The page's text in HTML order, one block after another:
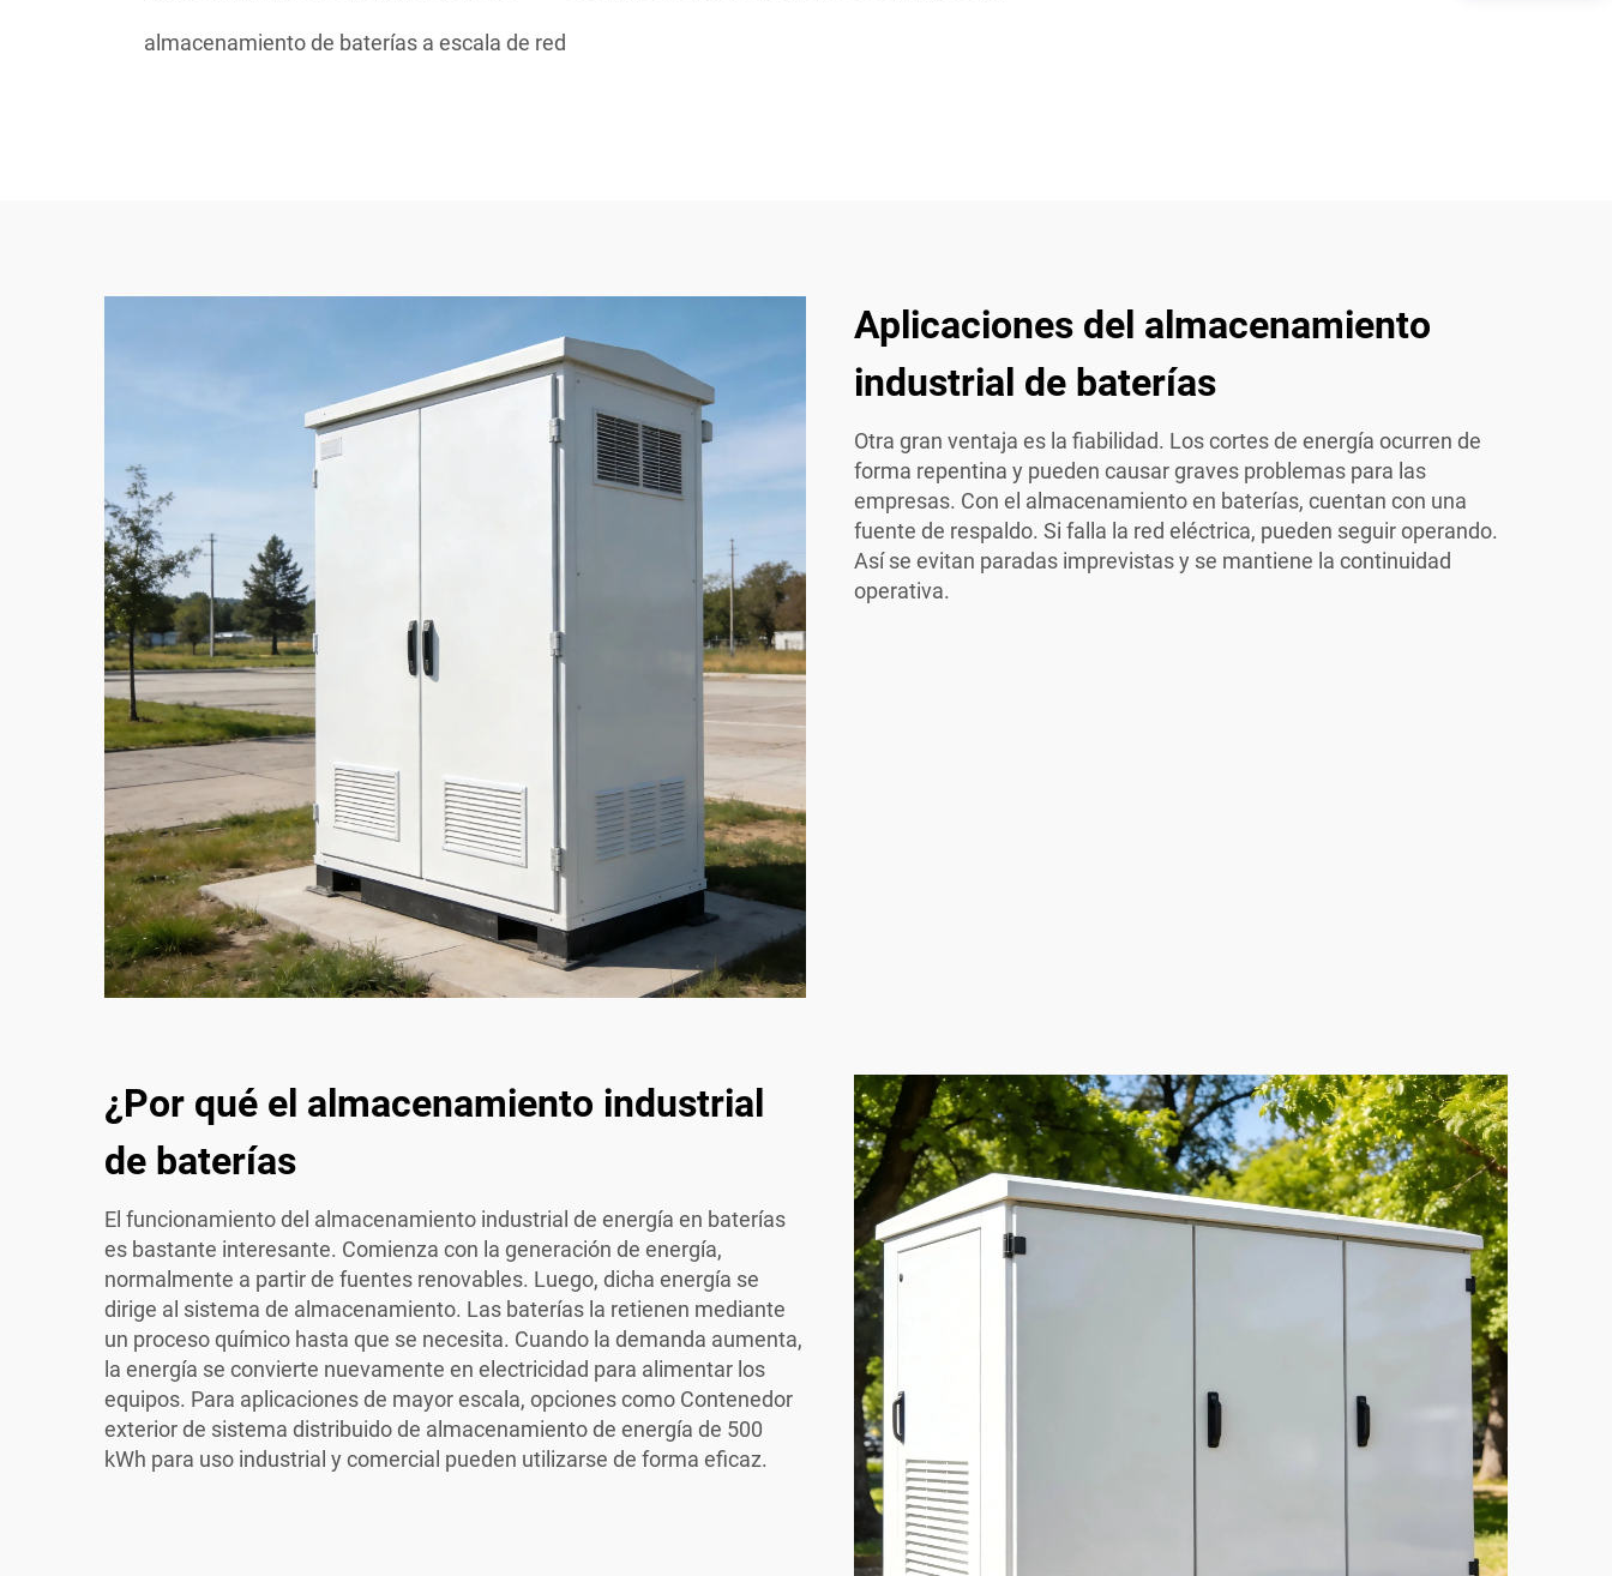
almacenamiento de baterías a escala de red
Aplicaciones del almacenamiento
industrial de baterías
Otra gran ventaja es la fiabilidad. Los cortes de energía ocurren de
forma repentina y pueden causar graves problemas para las
empresas. Con el almacenamiento en baterías, cuentan con una
fuente de respaldo. Si falla la red eléctrica, pueden seguir operando.
Así se evitan paradas imprevistas y se mantiene la continuidad
operativa.
¿Por qué el almacenamiento industrial
de baterías
El funcionamiento del almacenamiento industrial de energía en baterías
es bastante interesante. Comienza con la generación de energía,
normalmente a partir de fuentes renovables. Luego, dicha energía se
dirige al sistema de almacenamiento. Las baterías la retienen mediante
un proceso químico hasta que se necesita. Cuando la demanda aumenta,
la energía se convierte nuevamente en electricidad para alimentar los
equipos. Para aplicaciones de mayor escala, opciones como Contenedor
exterior de sistema distribuido de almacenamiento de energía de 500
kWh para uso industrial y comercial pueden utilizarse de forma eficaz.